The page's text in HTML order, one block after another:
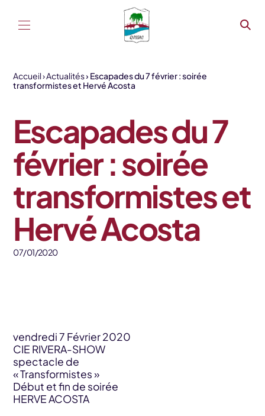
Accueil Actualités Escapades du 7 février : soirée
transformistes et Hervé Acosta
Escapades du 7
février : soirée
transformistes et
Hervé Acosta
07/01/2020
vendredi 7 Février 2020
CIE RIVERA-SHOW
spectacle de
« Transformistes »
Début et fin de soirée
HERVE ACOSTA